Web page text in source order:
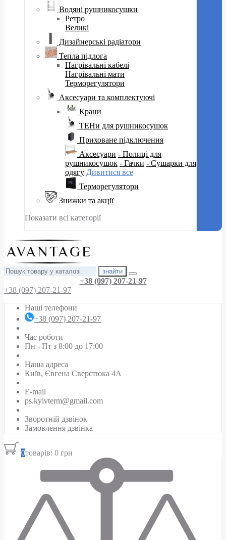
Водяні рушникосушки
Ретро
Великі
Дизайнерські радіатори
Тепла підлога
Нагрівальні кабелі
Нагрівальні мати
Терморегулятори
Аксесуари та комплектуючі
Крани
ТЕНи для рушникосушок
Приховане підключення
Аксесуари - Полиці для
рушникосушок - Гачки - Сушарки для
одягу Дивитися все
Терморегулятори
Знижки та акції
Показати всі категорії
знайти
+38 (097) 207-21-97
+38 (097) 207-21-97
Наші телефони
+38 (097) 207-21-97
Час роботи
Пн - Пт з 8:00 до 17:00
Наша адреса
Київ, Євгена Сверстюка 4А
E-mail
ps.kyivterm@gmail.com
Зворотній дзвінок
Замовлення дзвінка
0товарів: 0 грн